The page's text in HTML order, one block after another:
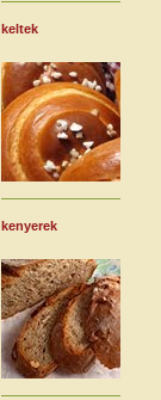
keltek
kenyerek